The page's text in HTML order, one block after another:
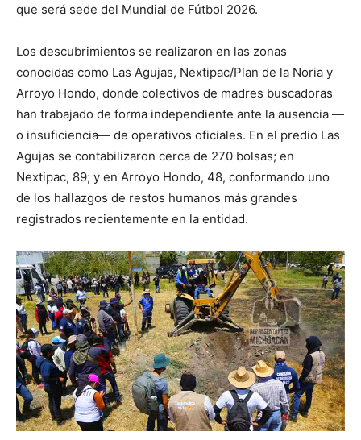
que será sede del Mundial de Fútbol 2026.
Los descubrimientos se realizaron en las zonas
conocidas como Las Agujas, Nextipac/Plan de la Noria y
Arroyo Hondo, donde colectivos de madres buscadoras
han trabajado de forma independiente ante la ausencia —
o insuficiencia— de operativos oficiales. En el predio Las
Agujas se contabilizaron cerca de 270 bolsas; en
Nextipac, 89; y en Arroyo Hondo, 48, conformando uno
de los hallazgos de restos humanos más grandes
registrados recientemente en la entidad.